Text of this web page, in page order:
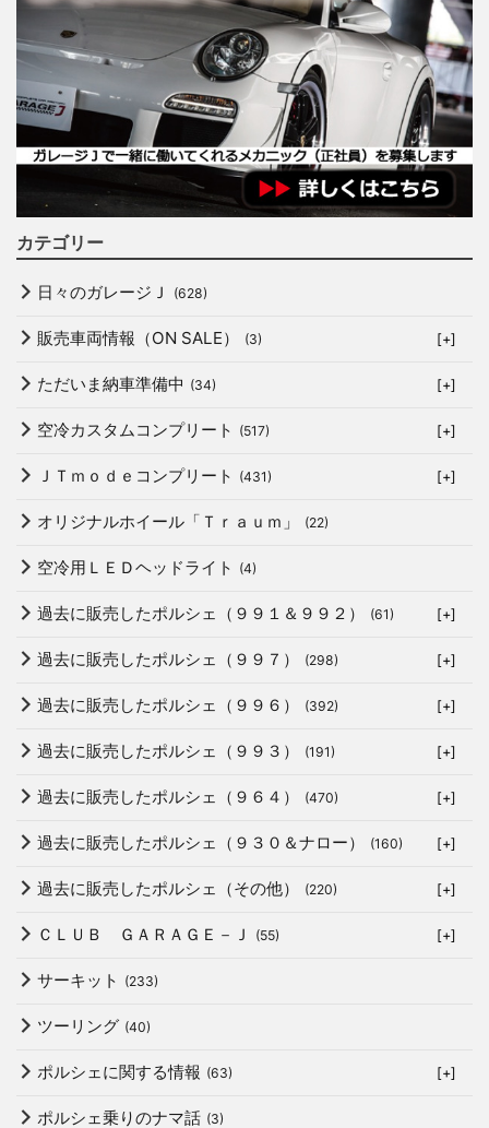
カテゴリー
日々のガレージＪ (628)
販売車両情報（ON SALE） (3) [+]
ただいま納車準備中 (34) [+]
空冷カスタムコンプリート (517) [+]
ＪＴｍｏｄｅコンプリート (431) [+]
オリジナルホイール「Ｔｒａｕｍ」 (22)
空冷用ＬＥＤヘッドライト (4)
過去に販売したポルシェ（９９１＆９９２） (61) [+]
過去に販売したポルシェ（９９７） (298) [+]
過去に販売したポルシェ（９９６） (392) [+]
過去に販売したポルシェ（９９３） (191) [+]
過去に販売したポルシェ（９６４） (470) [+]
過去に販売したポルシェ（９３０＆ナロー） (160) [+]
過去に販売したポルシェ（その他） (220) [+]
ＣＬＵＢ ＧＡＲＡＧＥ－Ｊ (55) [+]
サーキット (233)
ツーリング (40)
ポルシェに関する情報 (63) [+]
ポルシェ乗りのナマ話 (3)